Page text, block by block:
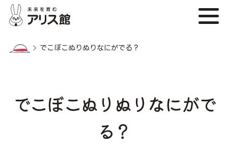
でこぼこぬりぬりなにがでる？
でこぼこぬりぬりなにがで
る？